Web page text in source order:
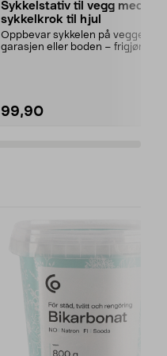
Sykkelstativ til vegg med
sykkelkrok til hjul
Oppbevar sykkelen på veggen i
garasjen eller boden – frigjør
99,90